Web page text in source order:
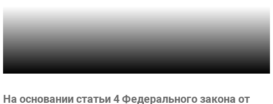
На основании статьи 4 Федерального закона от